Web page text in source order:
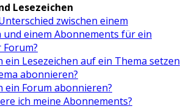
Lesezeichen
zwischen einem
und einem Abonnements für ein
ein Lesezeichen auf ein Thema setzen
abonnieren?
ein Forum abonnieren?
ich meine Abonnements?